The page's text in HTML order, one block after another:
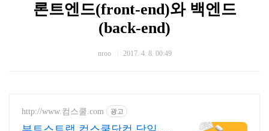
론트엔드(front-end)와 백엔드
(back-end)
nroo 2017. 4. 8. 00:49
http://www.컴스쿨.com 광고